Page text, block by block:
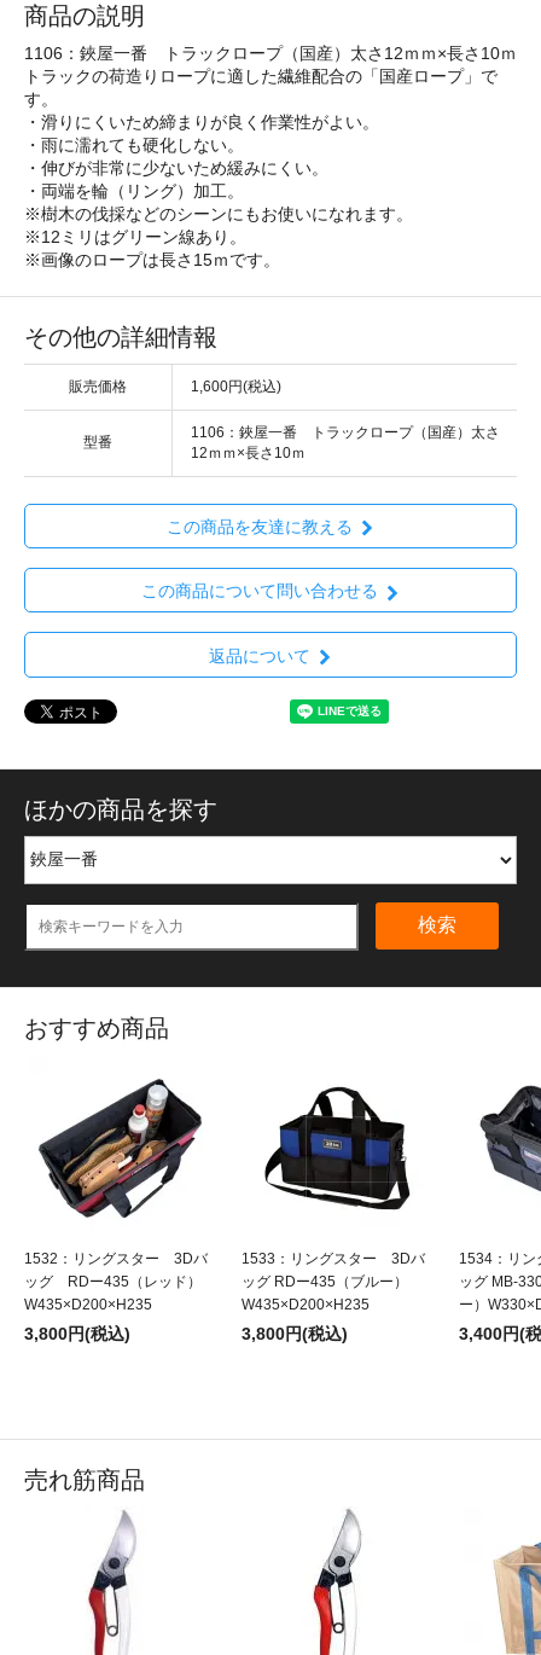
商品の説明
1106：鋏屋一番 トラックロープ（国産）太さ12ｍｍ×長さ10ｍ
トラックの荷造りロープに適した繊維配合の「国産ロープ」で
す。
・滑りにくいため締まりが良く作業性がよい。
・雨に濡れても硬化しない。
・伸びが非常に少ないため緩みにくい。
・両端を輪（リング）加工。
※樹木の伐採などのシーンにもお使いになれます。
※12ミリはグリーン線あり。
※画像のロープは長さ15ｍです。
その他の詳細情報
販売価格 1,600円(税込)
型番
1106：鋏屋一番 トラックロープ（国産）太さ
12ｍｍ×長さ10ｍ
この商品を友達に教える
この商品について問い合わせる
返品について
ほかの商品を探す
検索
おすすめ商品
1532：リングスター 3Dバ
ッグ RDー435（レッド）
W435×D200×H235
3,800円(税込)
1533：リングスター 3Dバ
ッグ RDー435（ブルー）
W435×D200×H235
3,800円(税込)
1534：リ
ッグ MB-
ー）
3,400円(
売れ筋商品